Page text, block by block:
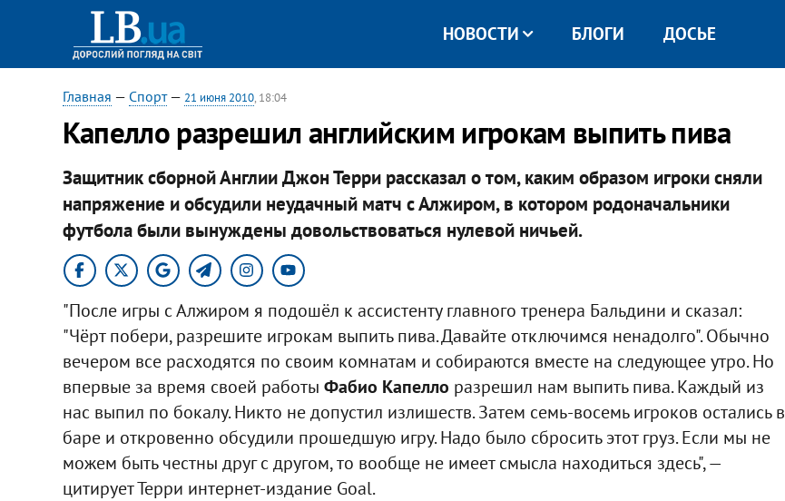
НОВОСТИ БЛОГИ ДОСЬЕ
Главная — Спорт— 21 июня 2010, 18:04
Капелло разрешил английским игрокам выпить пива
Защитник сборной Англии Джон Терри рассказал о том, каким образом игроки сняли
напряжение и обсудили неудачный матч с Алжиром, в котором родоначальники
футбола были вынуждены довольствоваться нулевой ничьей.
"После игры с Алжиром я подошёл к ассистенту главного тренера Бальдини и сказал:
"Чёрт побери, разрешите игрокам выпить пива. Давайте отключимся ненадолго". Обычно
вечером все расходятся по своим комнатам и собираются вместе на следующее утро. Но
впервые за время своей работы Фабио Капелло разрешил нам выпить пива. Каждый из
нас выпил по бокалу. Никто не допустил излишеств. Затем семь-восемь игроков остались в
баре и откровенно обсудили прошедшую игру. Надо было сбросить этот груз. Если мы не
можем быть честны друг с другом, то вообще не имеет смысла находиться здесь", —
цитирует Терри интернет-издание Goal.